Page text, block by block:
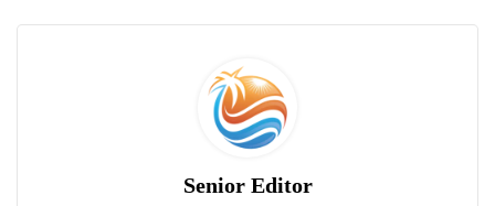
Senior Editor